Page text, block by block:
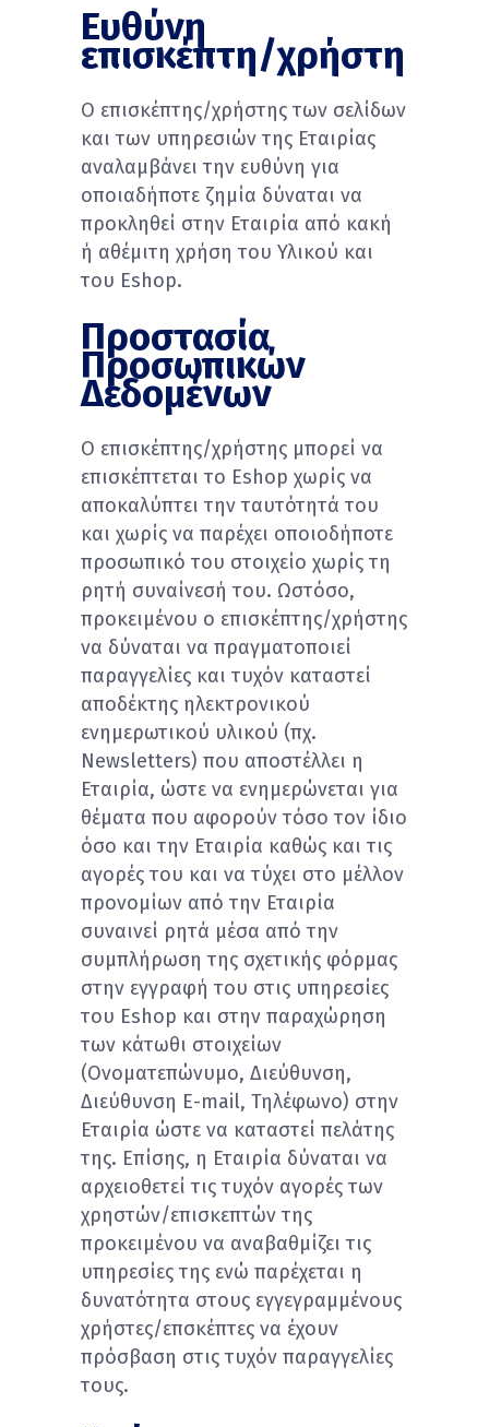
Ευθύνη
επισκέπτη/χρήστη
Ο επισκέπτης/χρήστης των σελίδων
και των υπηρεσιών της Εταιρίας
αναλαμβάνει την ευθύνη για
οποιαδήποτε ζημία δύναται να
προκληθεί στην Εταιρία από κακή
ή αθέμιτη χρήση του Υλικού και
του Eshop.
Προστασία
Προσωπικών
Δεδομένων
Ο επισκέπτης/χρήστης μπορεί να
επισκέπτεται το Eshop χωρίς να
αποκαλύπτει την ταυτότητά του
και χωρίς να παρέχει οποιοδήποτε
προσωπικό του στοιχείο χωρίς τη
ρητή συναίνεσή του. Ωστόσο,
προκειμένου ο επισκέπτης/χρήστης
να δύναται να πραγματοποιεί
παραγγελίες και τυχόν καταστεί
αποδέκτης ηλεκτρονικού
ενημερωτικού υλικού (πχ.
Newsletters) που αποστέλλει η
Εταιρία, ώστε να ενημερώνεται για
θέματα που αφορούν τόσο τον ίδιο
όσο και την Εταιρία καθώς και τις
αγορές του και να τύχει στο μέλλον
προνομίων από την Εταιρία
συναινεί ρητά μέσα από την
συμπλήρωση της σχετικής φόρμας
στην εγγραφή του στις υπηρεσίες
του Eshop και στην παραχώρηση
των κάτωθι στοιχείων
(Ονοματεπώνυμο, Διεύθυνση,
Διεύθυνση E-mail, Τηλέφωνο) στην
Εταιρία ώστε να καταστεί πελάτης
της. Επίσης, η Εταιρία δύναται να
αρχειοθετεί τις τυχόν αγορές των
χρηστών/επισκεπτών της
προκειμένου να αναβαθμίζει τις
υπηρεσίες της ενώ παρέχεται η
δυνατότητα στους εγγεγραμμένους
χρήστες/επσκέπτες να έχουν
πρόσβαση στις τυχόν παραγγελίες
τους.